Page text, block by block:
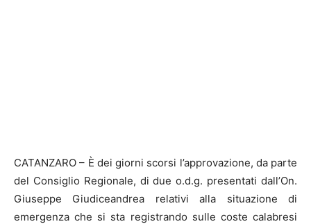
CATANZARO – È dei giorni scorsi l’approvazione, da parte
del Consiglio Regionale, di due o.d.g. presentati dall’On.
Giuseppe Giudiceandrea relativi alla situazione di
emergenza che si sta registrando sulle coste calabresi